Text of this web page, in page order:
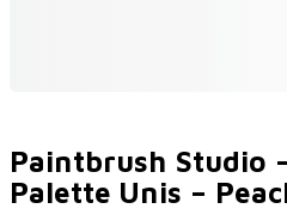
Paintbrush Studio
Palette Unis –